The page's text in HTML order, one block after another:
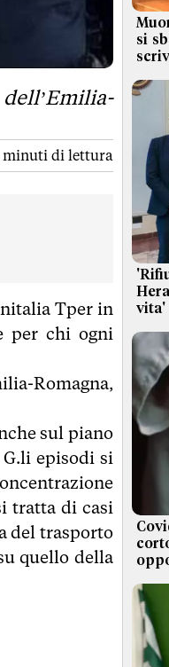
minuti di lettura
Tper in
per chi ogni
Romagna,
sul piano
episodi si
tratta di casi
del trasporto
quello della
si
vita'